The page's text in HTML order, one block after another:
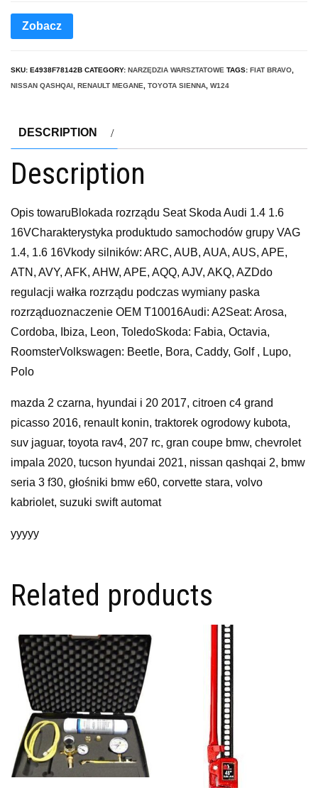
Zobacz
SKU: E4938F78142B CATEGORY: NARZĘDZIA WARSZTATOWE TAGS: FIAT BRAVO
NISSAN QASHQAI
RENAULT MEGANE TOYOTA SIENNA W124
DESCRIPTION
Description
Opis towaruBlokada rozrządu Seat Skoda Audi 1.4 1.6
16VCharakterystyka produktudo samochodów grupy VAG
1.4, 1.6 16Vkody silników: ARC, AUB, AUA, AUS, APE,
ATN, AVY, AFK, AHW, APE, AQQ, AJV, AKQ, AZDdo
regulacji wałka rozrządu podczas wymiany paska
rozrząduoznaczenie OEM T10016Audi: A2Seat: Arosa,
Cordoba, Ibiza, Leon, ToledoSkoda: Fabia, Octavia,
RoomsterVolkswagen: Beetle, Bora, Caddy, Golf , Lupo,
Polo
mazda 2 czarna, hyundai i 20 2017, citroen c4 grand
picasso 2016, renault konin, traktorek ogrodowy kubota,
suv jaguar, toyota rav4, 207 rc, gran coupe bmw, chevrolet
impala 2020, tucson hyundai 2021, nissan qashqai 2, bmw
seria 3 f30, głośniki bmw e60, corvette stara, volvo
kabriolet, suzuki swift automat
yyyyy
Related products